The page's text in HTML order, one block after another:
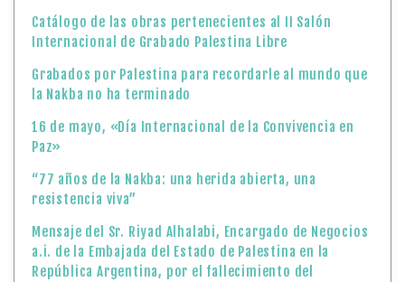
Catálogo de las obras pertenecientes al II Salón
Internacional de Grabado Palestina Libre
Grabados por Palestina para recordarle al mundo que
la Nakba no ha terminado
16 de mayo, «Día Internacional de la Convivencia en
Paz»
“77 años de la Nakba: una herida abierta, una
resistencia viva”
Mensaje del Sr. Riyad Alhalabi, Encargado de Negocios
a.i. de la Embajada del Estado de Palestina en la
República Argentina, por el fallecimiento del